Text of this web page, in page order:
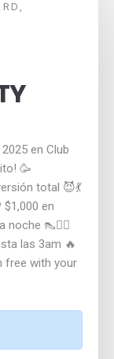
en Club
🥳
total 😈💃
en
noche 👠🧛‍♂️
las 3am 🔥
free with your